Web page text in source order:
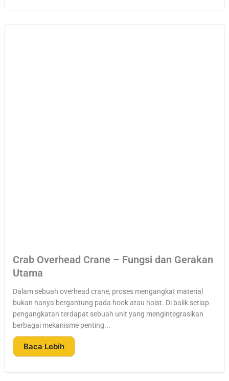
Crab Overhead Crane – Fungsi dan Gerakan
Utama
Dalam sebuah overhead crane, proses mengangkat material
bukan hanya bergantung pada hook atau hoist. Di balik setiap
pengangkatan terdapat sebuah unit yang mengintegrasikan
berbagai mekanisme penting...
Baca Lebih